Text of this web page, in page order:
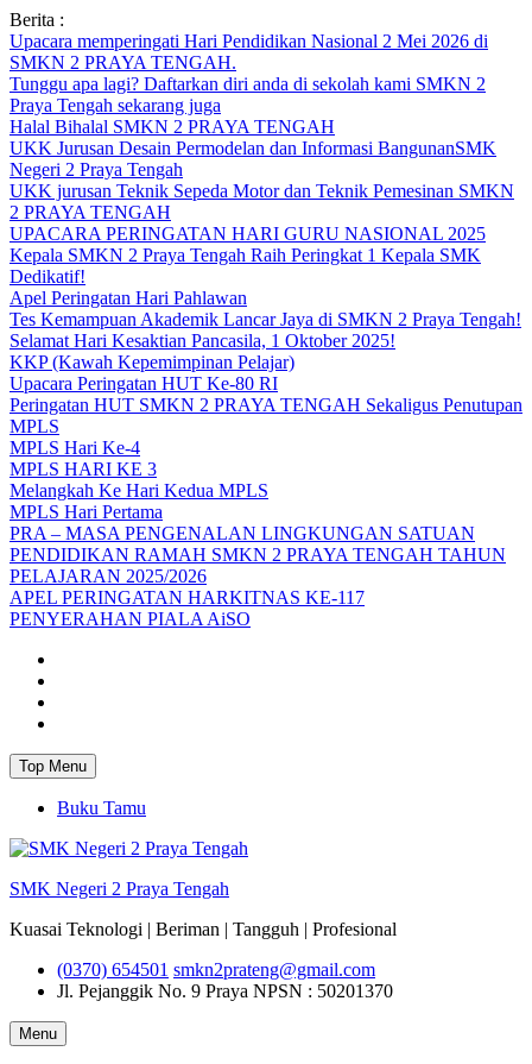
Skip
to
content
Berita :
Upacara memperingati Hari Pendidikan Nasional 2 Mei 2026 di
SMKN 2 PRAYA TENGAH.
Tunggu apa lagi? Daftarkan diri anda di sekolah kami SMKN 2
Praya Tengah sekarang juga
Halal Bihalal SMKN 2 PRAYA TENGAH
UKK Jurusan Desain Permodelan dan Informasi BangunanSMK
Negeri 2 Praya Tengah
UKK jurusan Teknik Sepeda Motor dan Teknik Pemesinan SMKN
2 PRAYA TENGAH
UPACARA PERINGATAN HARI GURU NASIONAL 2025
Kepala SMKN 2 Praya Tengah Raih Peringkat 1 Kepala SMK
Dedikatif!
Apel Peringatan Hari Pahlawan
Tes Kemampuan Akademik Lancar Jaya di SMKN 2 Praya Tengah!
Selamat Hari Kesaktian Pancasila, 1 Oktober 2025!
KKP (Kawah Kepemimpinan Pelajar)
Upacara Peringatan HUT Ke-80 RI
Peringatan HUT SMKN 2 PRAYA TENGAH Sekaligus Penutupan
MPLS
MPLS Hari Ke-4
MPLS HARI KE 3
Melangkah Ke Hari Kedua MPLS
MPLS Hari Pertama
PRA – MASA PENGENALAN LINGKUNGAN SATUAN
PENDIDIKAN RAMAH SMKN 2 PRAYA TENGAH TAHUN
PELAJARAN 2025/2026
APEL PERINGATAN HARKITNAS KE-117
PENYERAHAN PIALA AiSO
Top Menu
Buku Tamu
SMK Negeri 2 Praya Tengah
Kuasai Teknologi | Beriman | Tangguh | Profesional
(0370) 654501 smkn2prateng@gmail.com
Jl. Pejanggik No. 9 Praya NPSN : 50201370
Menu